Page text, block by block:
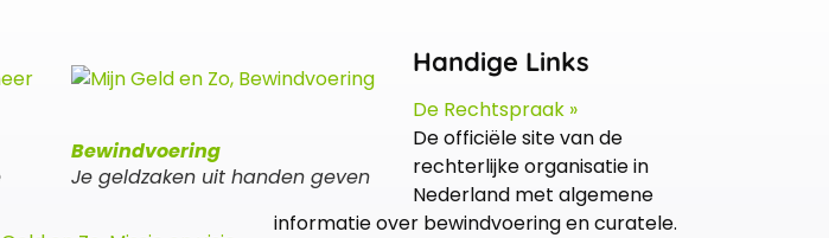
Bewindvoering
Je geldzaken uit handen geven
Handige Links
De Rechtspraak »
De officiële site van de
rechterlijke organisatie in
Nederland met algemene
informatie over bewindvoering en curatele.